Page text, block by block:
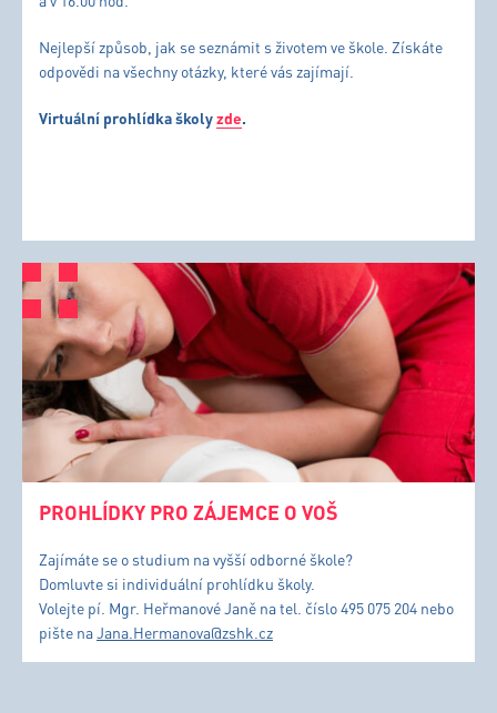
PROHLÍDKY PRO ZÁJEMCE O VOŠ
Zajímáte se o studium na vyšší odborné škole?
Domluvte si individuální prohlídku školy.
Volejte pí. Mgr. Heřmanové Janě na tel. číslo 495 075 204 nebo
pište na
Jana.Hermanova@zshk.cz
#ZSHK